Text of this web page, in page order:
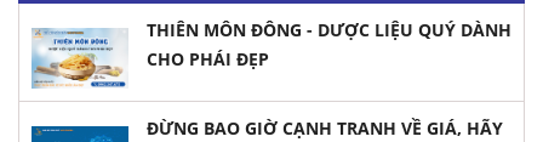
THIÊN MÔN ĐÔNG - DƯỢC LIỆU QUÝ DÀNH
CHO PHÁI ĐẸP
ĐỪNG BAO GIỜ CẠNH TRANH VỀ GIÁ, HÃY